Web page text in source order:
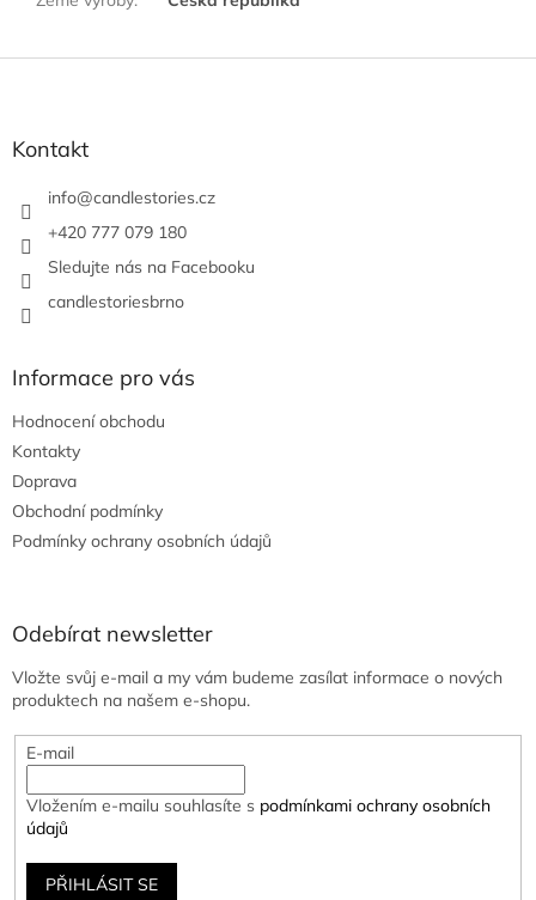
Kontakt
info@candlestories.cz
+420 777 079 180
Sledujte nás na Facebooku
candlestoriesbrno
Informace pro vás
Hodnocení obchodu
Kontakty
Doprava
Obchodní podmínky
Podmínky ochrany osobních údajů
Odebírat newsletter
Vložte svůj e-mail a my vám budeme zasílat informace o nových
produktech na našem e-shopu.
E-mail
Vložením e-mailu souhlasíte s podmínkami ochrany osobních
údajů
PŘIHLÁSIT SE